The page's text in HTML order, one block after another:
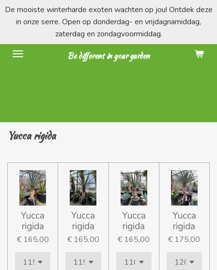
Ga
direct
de
hoofdinhoud
Be different in your garden
De mooiste winterharde exoten wachten op jou! Ontdek deze
in onze serre. Open op donderdag- en vrijdagnamiddag,
zaterdag en zondagvoormiddag.
Yucca rigida
Yucca
rigida
€ 165,00
Yucca
rigida
€ 165,00
Yucca
rigida
€ 165,00
Yucca
rigida
€ 175,00